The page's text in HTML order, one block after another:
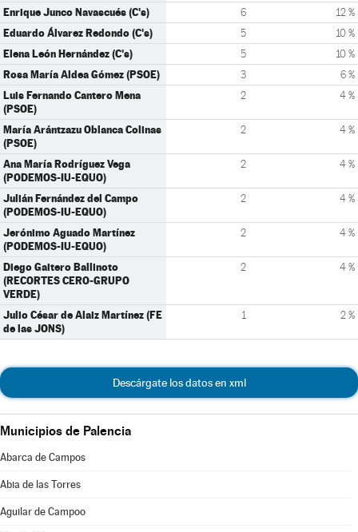
Enrique Junco Navascués (C's) 6 12 %
Eduardo Álvarez Redondo (C's) 5 10 %
Elena León Hernández (C's) 5 10 %
Rosa María Aldea Gómez (PSOE) 3 6 %
Luis Fernando Cantero Mena
(PSOE)
2 4 %
María Arántzazu Oblanca Colinas
(PSOE)
2 4 %
Ana María Rodríguez Vega
(PODEMOS-IU-EQUO)
2 4 %
Julián Fernández del Campo
(PODEMOS-IU-EQUO)
2 4 %
Jerónimo Aguado Martínez
(PODEMOS-IU-EQUO)
2 4 %
Diego Gaitero Ballinoto
(RECORTES CERO-GRUPO
VERDE)
2 4 %
Julio César de Alaiz Martínez (FE
de las JONS)
1 2 %
Descárgate los datos en xml
Municipios de Palencia
Abarca de Campos
Abia de las Torres
Aguilar de Campoo